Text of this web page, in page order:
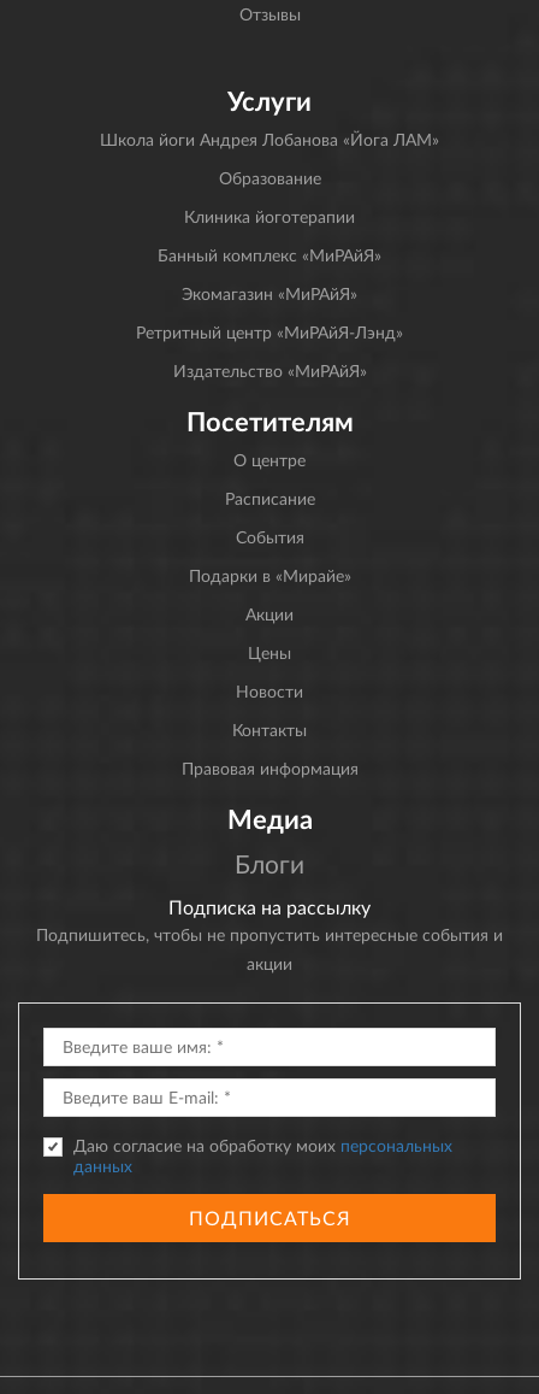
Отзывы
Услуги
Школа йоги Андрея Лобанова «Йога ЛАМ»
Образование
Клиника йоготерапии
Банный комплекс «МиРАйЯ»
Экомагазин «МиРАйЯ»
Ретритный центр «МиРАйЯ-Лэнд»
Издательство «МиРАйЯ»
Посетителям
О центре
Расписание
События
Подарки в «Мирайе»
Акции
Цены
Новости
Контакты
Правовая информация
Медиа
Блоги
Подписка на рассылку
Подпишитесь, чтобы не пропустить интересные события и
акции
Даю согласие на обработку моих персональных
данных
ПОДПИСАТЬСЯ